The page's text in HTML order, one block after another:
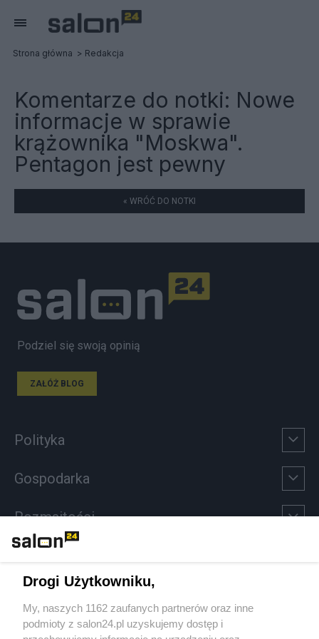
Strona główna Redakcja
Komentarze do notki: Nowe
informacje w sprawie
krążownika "Moskwa".
Pentagon jest pewny
« WRÓĆ DO NOTKI
Podziel się swoją opinią
ZAŁÓŻ BLOG
Polityka
Gospodarka
Rozmaitości
Sport
Społeczeństwo
Drogi Użytkowniku,
My, naszych 1162 zaufanych partnerów oraz inne
podmioty z salon24.pl uzyskujemy dostęp i